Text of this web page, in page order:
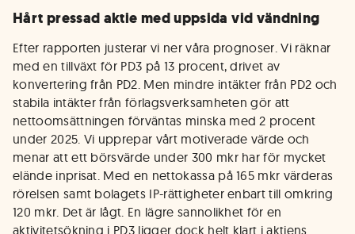
Hårt pressad aktie med uppsida vid vändning
Efter rapporten justerar vi ner våra prognoser. Vi räknar
med en tillväxt för PD3 på 13 procent, drivet av
konvertering från PD2. Men mindre intäkter från PD2 och
stabila intäkter från förlagsverksamheten gör att
nettoomsättningen förväntas minska med 2 procent
under 2025. Vi upprepar vårt motiverade värde och
menar att ett börsvärde under 300 mkr har för mycket
elände inprisat. Med en nettokassa på 165 mkr värderas
rörelsen samt bolagets IP-rättigheter enbart till omkring
120 mkr. Det är lågt. En lägre sannolikhet för en
aktivitetsökning i PD3 ligger dock helt klart i aktiens